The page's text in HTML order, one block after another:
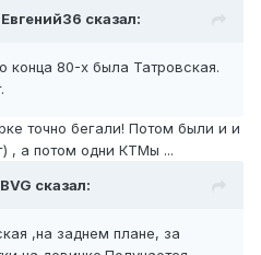
Евгений36 сказал:
конца 80-х была Татровская.
точно бегали! Потом были и и
, а потом одни КТМы ...
BVG сказал:
,на заднем плане, за